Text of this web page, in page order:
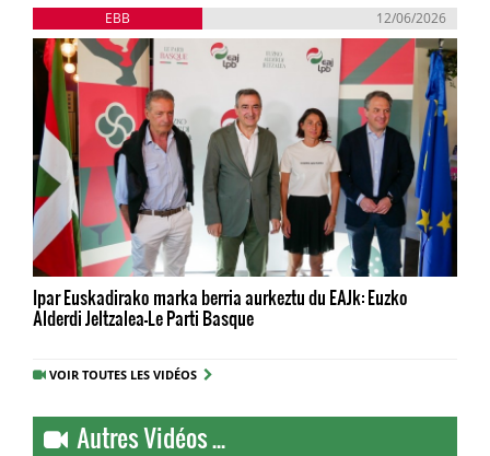
EBB 12/06/2026
Ipar Euskadirako marka berria aurkeztu du EAJk: Euzko
Alderdi Jeltzalea-Le Parti Basque
VOIR TOUTES LES VIDÉOS
Autres Vidéos ...